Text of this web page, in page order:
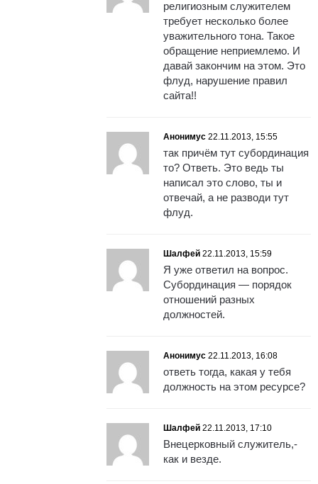
религиозным служителем
требует несколько более
уважительного тона. Такое
обращение неприемлемо. И
давай закончим на этом. Это
флуд, нарушение правил
сайта!!
Анонимус 22.11.2013, 15:55
так причём тут субординация
то? Ответь. Это ведь ты
написал это слово, ты и
отвечай, а не разводи тут
флуд.
Шалфей 22.11.2013, 15:59
Я уже ответил на вопрос.
Субординация — порядок
отношений разных
должностей.
Анонимус 22.11.2013, 16:08
ответь тогда, какая у тебя
должность на этом ресурсе?
Шалфей 22.11.2013, 17:10
Внецерковный служитель,-
как и везде.